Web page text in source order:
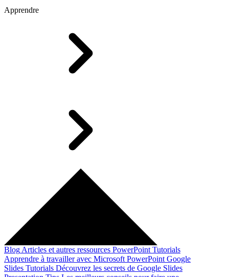
Apprendre
Blog Articles et autres ressources PowerPoint Tutorials
Apprendre à travailler avec Microsoft PowerPoint Google
Slides Tutorials Découvrez les secrets de Google Slides